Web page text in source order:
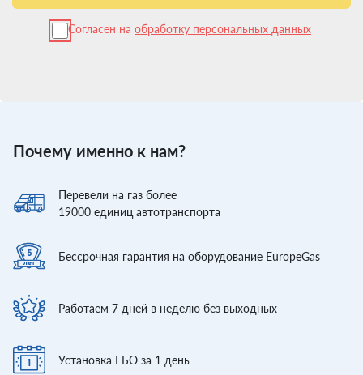
Согласен на обработку персональных данных
Почему именно к нам?
Перевели на газ более
19000 единиц автотранспорта
Бессрочная гарантия на оборудование EuropeGas
Работаем 7 дней в неделю без выходных
Установка ГБО за 1 день